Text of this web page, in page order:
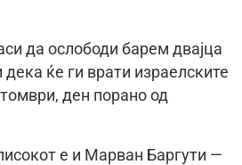
да ослободи барем двајца
ќе ги врати израелските
ден порано од
е и Марван Баргути —